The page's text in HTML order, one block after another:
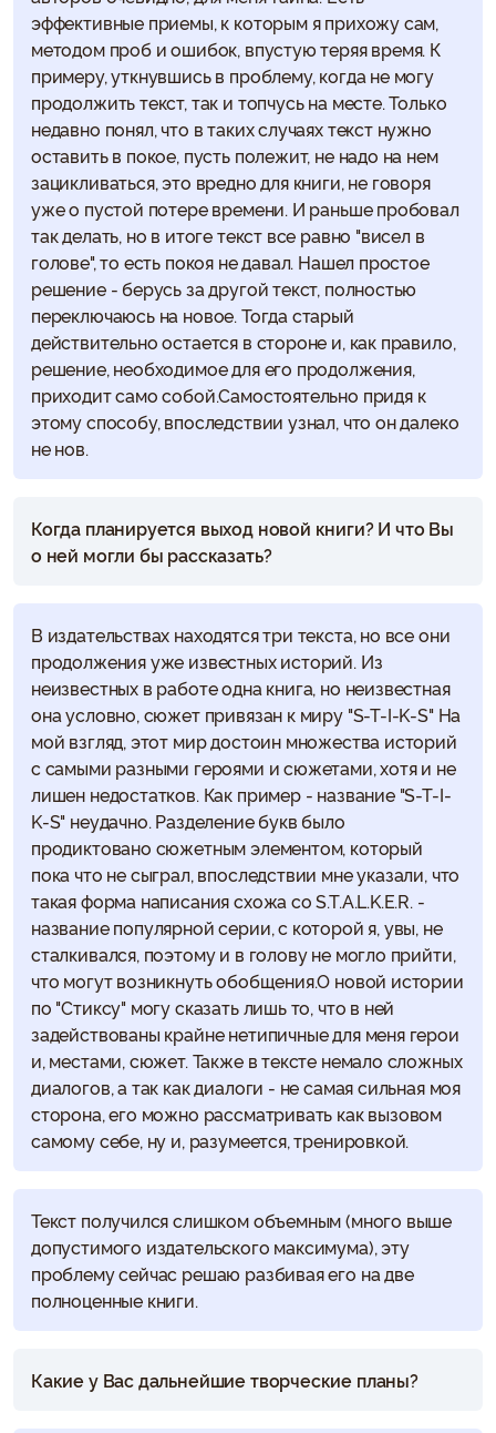
эффективные приемы, к которым я прихожу сам,
методом проб и ошибок, впустую теряя время. К
примеру, уткнувшись в проблему, когда не могу
продолжить текст, так и топчусь на месте. Только
недавно понял, что в таких случаях текст нужно
оставить в покое, пусть полежит, не надо на нем
зацикливаться, это вредно для книги, не говоря
уже о пустой потере времени. И раньше пробовал
так делать, но в итоге текст все равно "висел в
голове", то есть покоя не давал. Нашел простое
решение - берусь за другой текст, полностью
переключаюсь на новое. Тогда старый
действительно остается в стороне и, как правило,
решение, необходимое для его продолжения,
приходит само собой.Самостоятельно придя к
этому способу, впоследствии узнал, что он далеко
не нов.
Когда планируется выход новой книги? И что Вы
о ней могли бы рассказать?
В издательствах находятся три текста, но все они
продолжения уже известных историй. Из
неизвестных в работе одна книга, но неизвестная
она условно, сюжет привязан к миру "S-T-I-K-S" На
мой взгляд, этот мир достоин множества историй
с самыми разными героями и сюжетами, хотя и не
лишен недостатков. Как пример - название "S-T-I-
K-S" неудачно. Разделение букв было
продиктовано сюжетным элементом, который
пока что не сыграл, впоследствии мне указали, что
такая форма написания схожа со S.T.A.L.K.E.R. -
название популярной серии, с которой я, увы, не
сталкивался, поэтому и в голову не могло прийти,
что могут возникнуть обобщения.О новой истории
по "Стиксу" могу сказать лишь то, что в ней
задействованы крайне нетипичные для меня герои
и, местами, сюжет. Также в тексте немало сложных
диалогов, а так как диалоги - не самая сильная моя
сторона, его можно рассматривать как вызовом
самому себе, ну и, разумеется, тренировкой.
Текст получился слишком объемным (много выше
допустимого издательского максимума), эту
проблему сейчас решаю разбивая его на две
полноценные книги.
Какие у Вас дальнейшие творческие планы?